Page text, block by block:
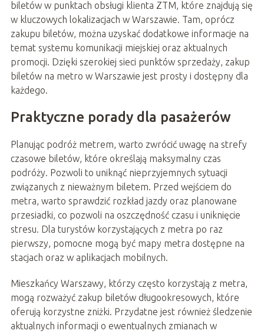
biletów w punktach obsługi klienta ZTM, które znajdują się
w kluczowych lokalizacjach w Warszawie. Tam, oprócz
zakupu biletów, można uzyskać dodatkowe informacje na
temat systemu komunikacji miejskiej oraz aktualnych
promocji. Dzięki szerokiej sieci punktów sprzedaży, zakup
biletów na metro w Warszawie jest prosty i dostępny dla
każdego.
Praktyczne porady dla pasażerów
Planując podróż metrem, warto zwrócić uwagę na strefy
czasowe biletów, które określają maksymalny czas
podróży. Pozwoli to uniknąć nieprzyjemnych sytuacji
związanych z nieważnym biletem. Przed wejściem do
metra, warto sprawdzić rozkład jazdy oraz planowane
przesiadki, co pozwoli na oszczędność czasu i uniknięcie
stresu. Dla turystów korzystających z metra po raz
pierwszy, pomocne mogą być mapy metra dostępne na
stacjach oraz w aplikacjach mobilnych.
Mieszkańcy Warszawy, którzy często korzystają z metra,
mogą rozważyć zakup biletów długookresowych, które
oferują korzystne zniżki. Przydatne jest również śledzenie
aktualnych informacji o ewentualnych zmianach w